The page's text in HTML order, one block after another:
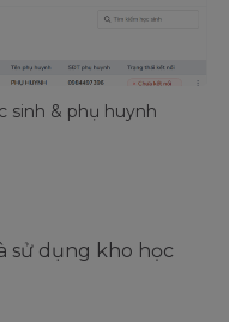
sinh & phụ huynh
sử dụng kho học